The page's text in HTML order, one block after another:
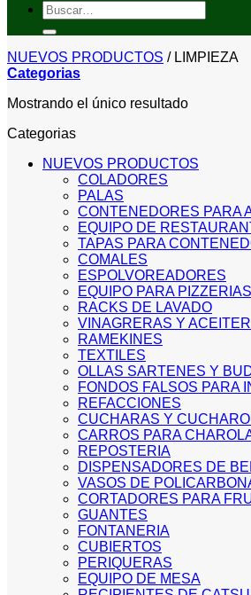
Buscar
por:
NUEVOS PRODUCTOS /LIMPIEZA
Categorias
Mostrando el único resultado
Categorias
NUEVOS PRODUCTOS
COLADORES
PALAS
CONTENEDORES PARA
EQUIPO DE
TAPAS PARA
COMALES
ESPOLVOREADORES
EQUIPO PARA PIZZERIAS
RACKS DE LAVADO
VINAGRERAS Y
RAMEKINES
TEXTILES
OLLAS SARTENES Y
FONDOS FALSOS PARA
REFACCIONES
CUCHARAS Y
CARROS PARA
REPOSTERIA
DISPENSADORES DE
VASOS DE
CORTADORES PARA
GUANTES
FONTANERIA
CUBIERTOS
PERIQUERAS
EQUIPO DE MESA